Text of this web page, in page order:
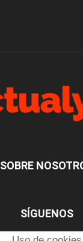
SOBRE
SÍGUENOS